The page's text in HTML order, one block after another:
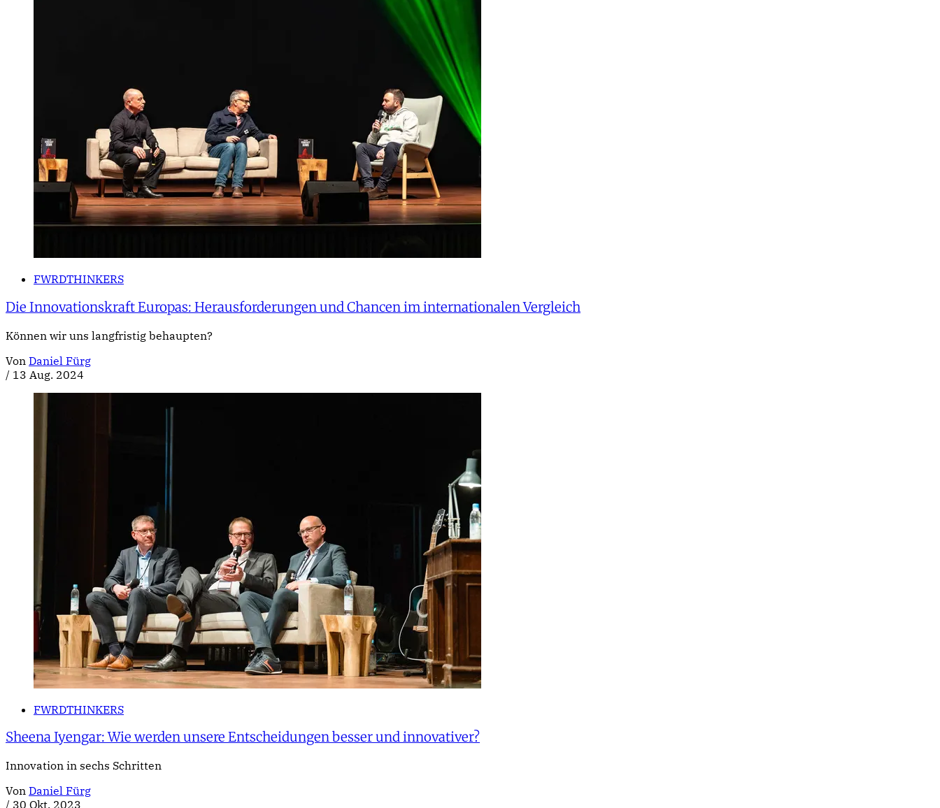
FWRDTHINKERS
Die Innovationskraft Europas: Herausforderungen und Chancen im internationalen Vergleich
Können wir uns langfristig behaupten?
Von Daniel Fürg
/ 13 Aug. 2024
FWRDTHINKERS
Sheena Iyengar: Wie werden unsere Entscheidungen besser und innovativer?
Innovation in sechs Schritten
Von Daniel Fürg
/ 30 Okt. 2023